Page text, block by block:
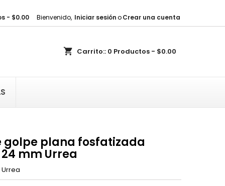
Bienvenido, Iniciar sesiónoCrear una cuenta
- $0.00
shopping_cart Carrito:: 0 Productos - $0.00
golpe plana fosfatizada
mm Urrea
Urrea